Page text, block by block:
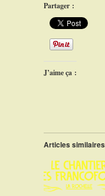
Partager :
J’aime ça :
Articles similaires